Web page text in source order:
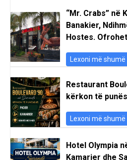
“Mr. Crabs” në
Banakier,
Hostes.
Lexoni më shumë
Restaurant
kërkon të
Lexoni më shumë
Hotel Olympia
Kamarier dhe